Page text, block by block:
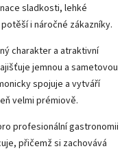
sladkosti, lehké
i náročné zákazníky.
charakter a atraktivní
jemnou a sametovou
spojuje a vytváří
velmi prémiově.
profesionální gastronomii
přičemž si zachovává